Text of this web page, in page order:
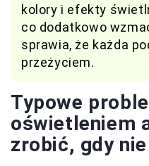
kolory i efekty
co dodatkowo
sprawia, że każda
przeżyciem.
Typowe
oświetleniem
zrobić, gdy nie